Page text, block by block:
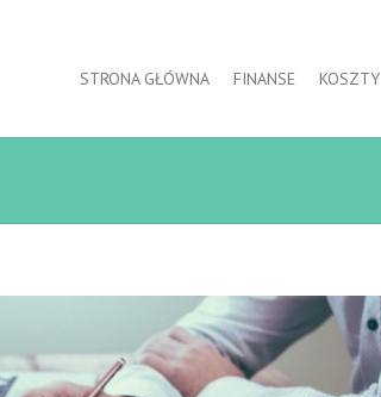
STRONA GŁÓWNA FINANSE KOSZTY